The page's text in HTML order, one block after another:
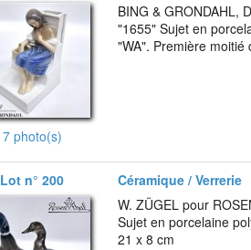
7 photo(s)
BING & GRONDAHL,
"1655" Sujet en
"WA". Première moitié
Lot n° 200 Céramique / Verrerie
W. ZÜGEL pour
Sujet en porcelaine
21 x 8 cm